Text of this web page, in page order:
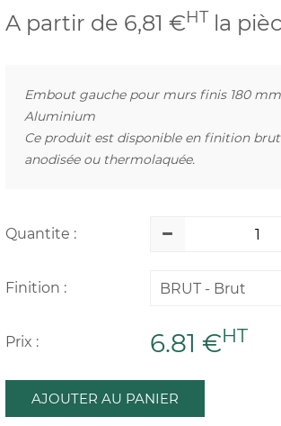
A partir de 6,81 €HT la
Embout gauche pour murs finis 180
Aluminium
Ce produit est disponible en finition
anodisée ou thermolaquée.
Quantite :
Finition : BRUT - Brut
Prix : 6.81 €HT
AJOUTER AU PANIER